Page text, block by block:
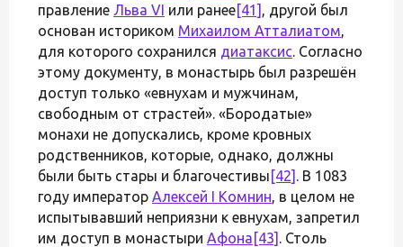
правление Льва VI или ранее[41] , другой был
основан историком Михаилом Атталиатом,
для которого сохранился диатаксис. Согласно
этому документу, в монастырь был разрешён
доступ только «евнухам и мужчинам,
свободным от страстей». «Бородатые»
монахи не допускались, кроме кровных
родственников, которые, однако, должны
были быть стары и благочестивы [42] . В 1083
году император Алексей I Комнин, в целом не
испытывавший неприязни к евнухам, запретил
им доступ в монастыри Афона [43] . Столь